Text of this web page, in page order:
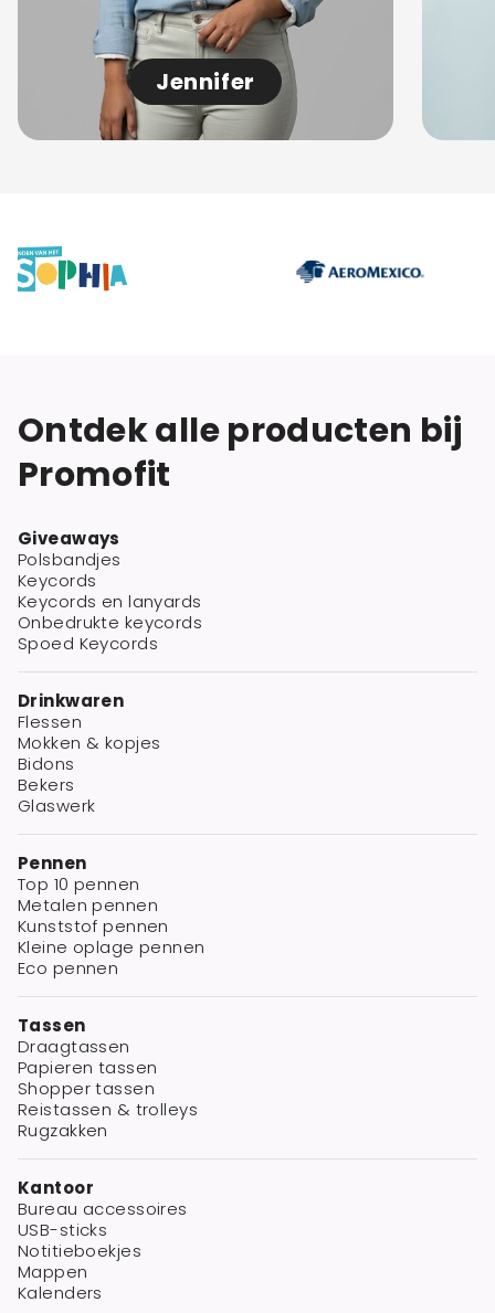
Jennifer
Ontdek alle producten bij
Promofit
Giveaways
Polsbandjes
Keycords
Keycords en lanyards
Onbedrukte keycords
Spoed Keycords
Drinkwaren
Flessen
Mokken & kopjes
Bidons
Bekers
Glaswerk
Pennen
Top 10 pennen
Metalen pennen
Kunststof pennen
Kleine oplage pennen
Eco pennen
Tassen
Draagtassen
Papieren tassen
Shopper tassen
Reistassen & trolleys
Rugzakken
Kantoor
Bureau accessoires
USB-sticks
Notitieboekjes
Mappen
Kalenders